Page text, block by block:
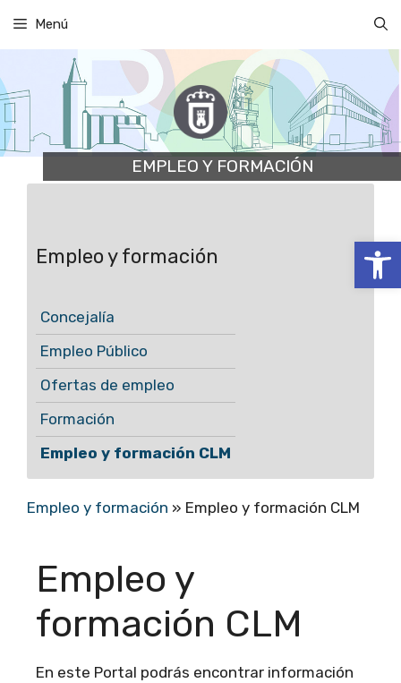
Abrir
contenido
Menú
EMPLEO Y FORMACIÓN
Empleo y formación » Empleo y formación CLM
Empleo y
formación CLM
En este Portal podrás encontrar información
Empleo y formación
Concejalía
Empleo Público
Ofertas de empleo
Formación
Empleo y formación CLM